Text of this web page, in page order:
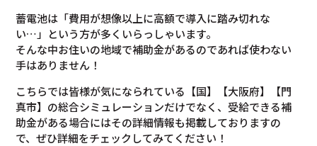
蓄電池は「費用が想像以上に高額で導入に踏み切れな
い…」という方が多くいらっしゃいます。
そんな中お住いの地域で補助金があるのであれば使わない
手はありません！
こちらでは皆様が気になられている【国】【大阪府】【門
真市】の総合シミュレーションだけでなく、受給できる補
助金がある場合にはその詳細情報も掲載しておりますの
で、ぜひ詳細をチェックしてみてください！